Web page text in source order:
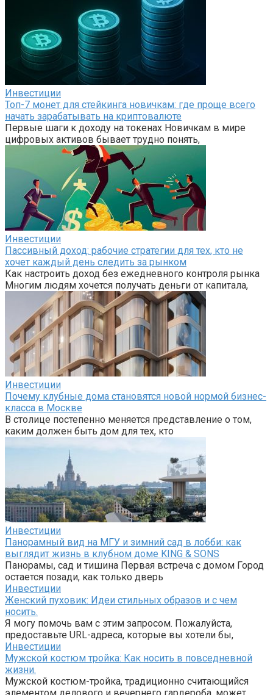
Инвестиции
Топ-7 монет для стейкинга новичкам: где проще всего
начать зарабатывать на криптовалюте
Первые шаги к доходу на токенах Новичкам в мире
цифровых активов бывает трудно понять,
Инвестиции
Пассивный доход: рабочие стратегии для тех, кто не
хочет каждый день следить за рынком
Как настроить доход без ежедневного контроля рынка
Многим людям хочется получать деньги от капитала,
Инвестиции
Почему клубные дома становятся новой нормой бизнес-
класса в Москве
В столице постепенно меняется представление о том,
каким должен быть дом для тех, кто
Инвестиции
Панорамный вид на МГУ и зимний сад в лобби: как
выглядит жизнь в клубном доме KING & SONS
Панорамы, сад и тишина Первая встреча с домом Город
остается позади, как только дверь
Инвестиции
Женский пуховик: Идеи стильных образов и с чем
носить.
Я могу помочь вам с этим запросом. Пожалуйста,
предоставьте URL-адреса, которые вы хотели бы,
Инвестиции
Мужской костюм тройка: Как носить в повседневной
жизни.
Мужской костюм-тройка, традиционно считающийся